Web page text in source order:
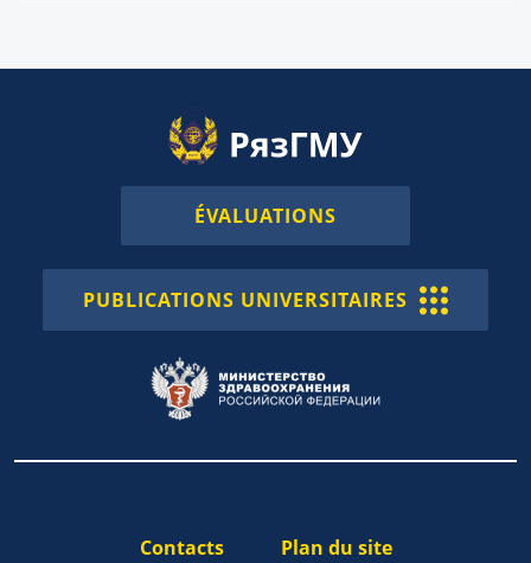
ÉVALUATIONS
PUBLICATIONS UNIVERSITAIRES
Contacts Plan du site